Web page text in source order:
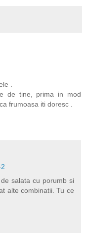
.
de tine, prima in mod
frumoasa iti doresc .
salata cu porumb si
alte combinatii. Tu ce